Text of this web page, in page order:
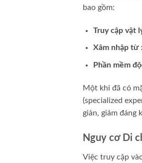
bao gồm:
Truy cập vật
Xâm nhập từ
Phần mềm
Một khi đã có
(specialized
giản, giảm đáng
Nguy cơ Di
Việc truy cập